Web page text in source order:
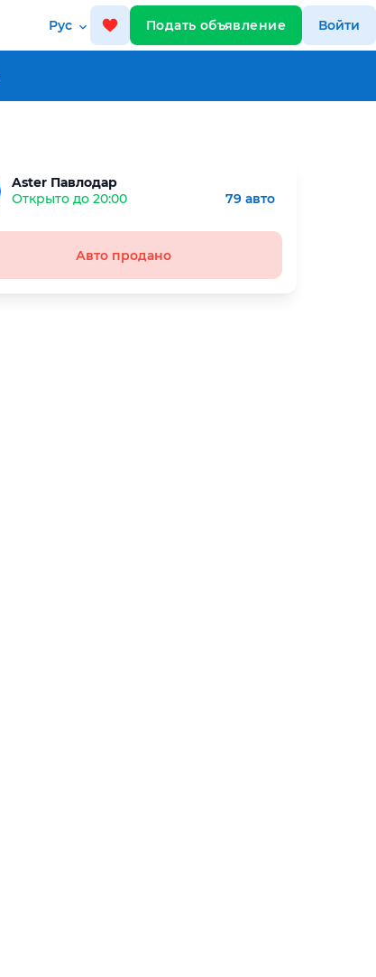
Рус Подать объявление Войти
Aster Павлодар
Открыто до 20:00
79 авто
Авто продано